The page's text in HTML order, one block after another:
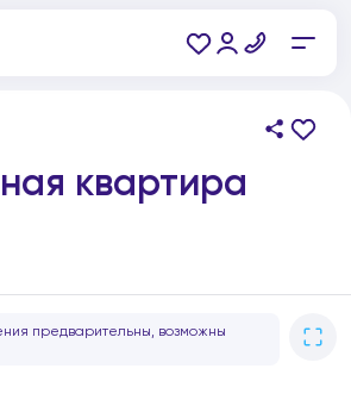
квартира
предварительны, возможны